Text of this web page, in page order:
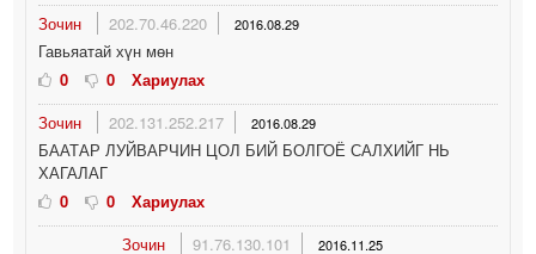
Зочин
202.70.46.220 2016.08.29
Гавьяатай хүн мөн
0
0
Хариулах
Зочин
202.131.252.217 2016.08.29
БААТАР ЛУЙВАРЧИН ЦОЛ БИЙ БОЛГОЁ САЛХИЙГ НЬ
ХАГАЛАГ
0
0
Хариулах
Зочин
91.76.130.101 2016.11.25